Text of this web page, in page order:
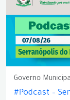
Governo
#Podcast –